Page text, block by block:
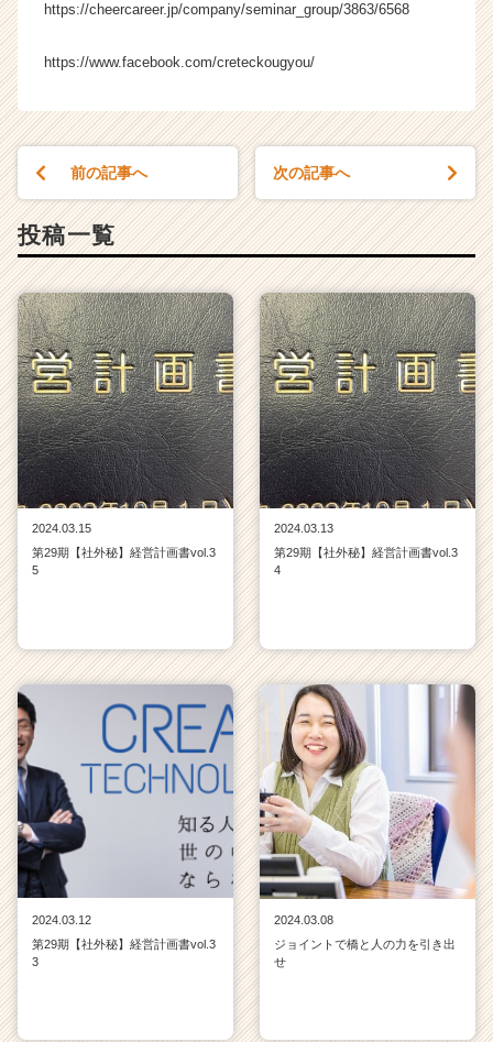
https://cheercareer.jp/company/seminar_group/3863/6568
https://www.facebook.com/creteckougyou/
前の記事へ 次の記事へ
投稿一覧
2024.03.15
第29期【社外秘】経営計画書vol.3
5
2024.03.13
第29期【社外秘】経営計画書vol.3
4
2024.03.12
第29期【社外秘】経営計画書vol.3
3
2024.03.08
ジョイントで橋と人の力を引き出
せ